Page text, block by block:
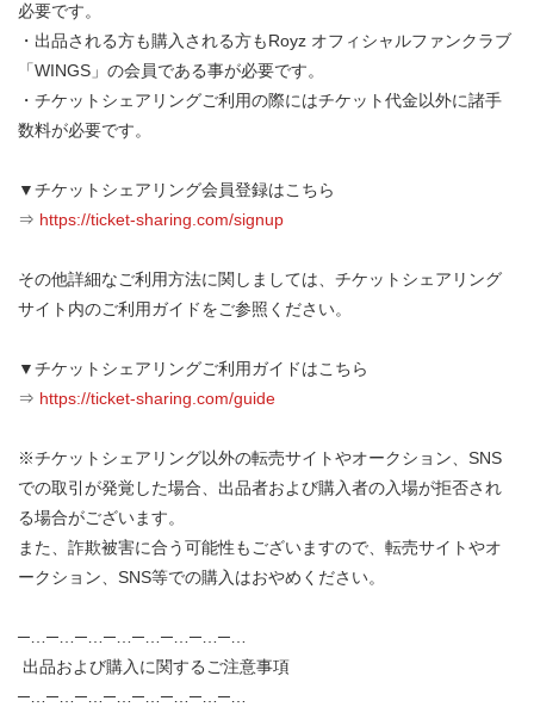
必要です。
・出品される方も購入される方もRoyz オフィシャルファンクラブ
「WINGS」の会員である事が必要です。
・チケットシェアリングご利用の際にはチケット代金以外に諸手
数料が必要です。
▼チケットシェアリング会員登録はこちら
⇒ https://ticket-sharing.com/signup
その他詳細なご利用方法に関しましては、チケットシェアリング
サイト内のご利用ガイドをご参照ください。
▼チケットシェアリングご利用ガイドはこちら
⇒ https://ticket-sharing.com/guide
※チケットシェアリング以外の転売サイトやオークション、SNS
での取引が発覚した場合、出品者および購入者の入場が拒否され
る場合がございます。
また、詐欺被害に合う可能性もございますので、転売サイトやオ
ークション、SNS等での購入はおやめください。
─…─…─…─…─…─…─…─…
出品および購入に関するご注意事項
─…─…─…─…─…─…─…─…